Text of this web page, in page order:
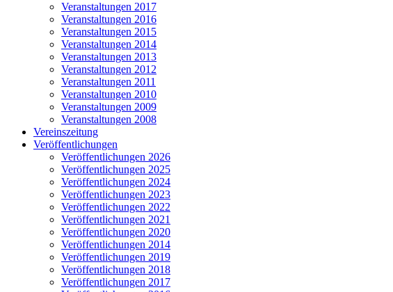
Veranstaltungen 2017
Veranstaltungen 2016
Veranstaltungen 2015
Veranstaltungen 2014
Veranstaltungen 2013
Veranstaltungen 2012
Veranstaltungen 2011
Veranstaltungen 2010
Veranstaltungen 2009
Veranstaltungen 2008
Vereinszeitung
Veröffentlichungen
Veröffentlichungen 2026
Veröffentlichungen 2025
Veröffentlichungen 2024
Veröffentlichungen 2023
Veröffentlichungen 2022
Veröffentlichungen 2021
Veröffentlichungen 2020
Veröffentlichungen 2014
Veröffentlichungen 2019
Veröffentlichungen 2018
Veröffentlichungen 2017